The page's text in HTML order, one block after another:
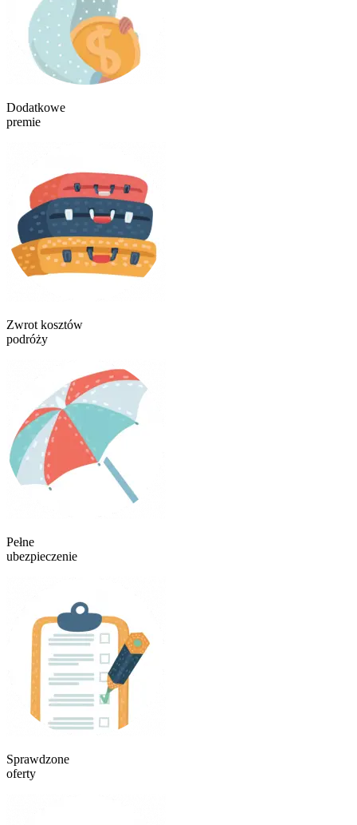
Dodatkowe
premie
Zwrot kosztów
podróży
Pełne
ubezpieczenie
Sprawdzone
oferty